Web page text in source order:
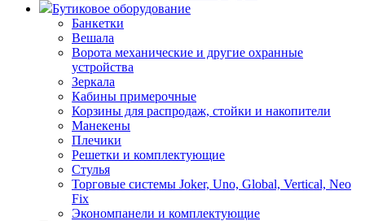
Бутиковое оборудование
Банкетки
Вешала
Ворота механические и другие охранные
устройства
Зеркала
Кабины примерочные
Корзины для распродаж, стойки и накопители
Манекены
Плечики
Решетки и комплектующие
Стулья
Торговые системы Joker, Uno, Global, Vertical, Neo
Fix
Экономпанели и комплектующие